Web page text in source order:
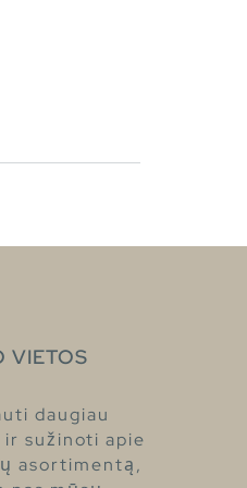
VIETOS
daugiau
sužinoti apie
asortimentą,